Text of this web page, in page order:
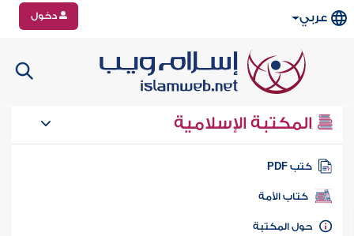
عربي دخول
المكتبة الإسلامية
كتب PDF
كتاب الأمة